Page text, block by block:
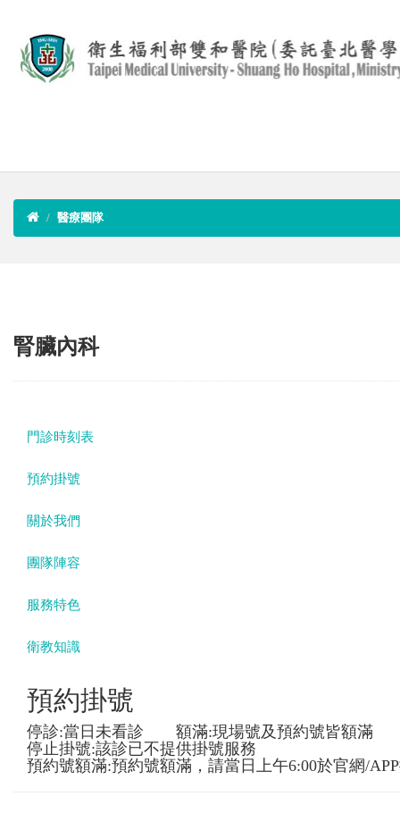
醫療團隊
腎臟內科
門診時刻表
預約掛號
關於我們
團隊陣容
服務特色
衛教知識
預約掛號
停診:當日未看診 額滿:現場號及預約號皆額滿
停止掛號:該診已不提供掛號服務
預約號額滿:預約號額滿，請當日上午6:00於官網/